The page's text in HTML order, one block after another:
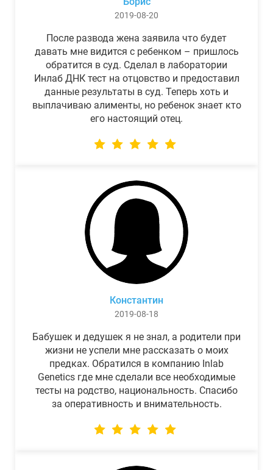
2019-08-20
После развода жена заявила что будет
давать мне видится с ребенком – пришлось
обратится в суд. Сделал в лаборатории
Инлаб ДНК тест на отцовство и предоставил
данные результаты в суд. Теперь хоть и
выплачиваю алименты, но ребенок знает кто
его настоящий отец.
Константин
2019-08-18
Бабушек и дедушек я не знал, а родители при
жизни не успели мне рассказать о моих
предках. Обратился в компанию Inlab
Genetics где мне сделали все необходимые
тесты на родство, национальность. Спасибо
за оперативность и внимательность.